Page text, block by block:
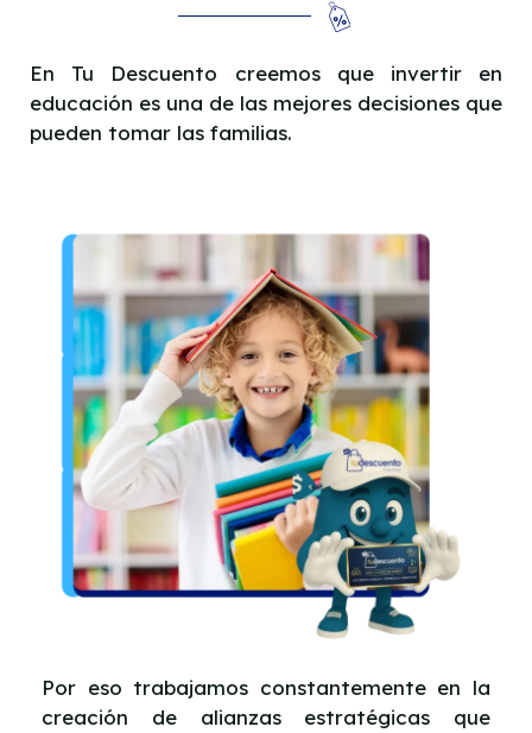
En Tu Descuento creemos que invertir en
educación es una de las mejores decisiones que
pueden tomar las familias.
Por eso trabajamos constantemente en la
creación de alianzas estratégicas que